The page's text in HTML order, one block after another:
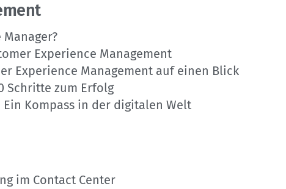
Experience Management
Experience Management auf einen Blick
Schritte zum Erfolg
Ein Kompass in der digitalen Welt
im Contact Center